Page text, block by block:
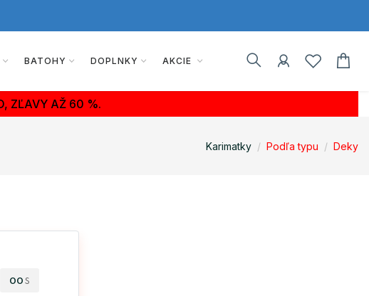
BATOHY DOPLNKY AKCIE
ZĽAVY AŽ 60 %.
Karimatky Podľa typu Deky
59 S